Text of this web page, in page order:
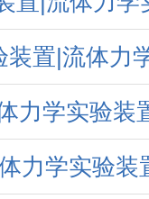
置|流体力
力学实验装
力学实验装